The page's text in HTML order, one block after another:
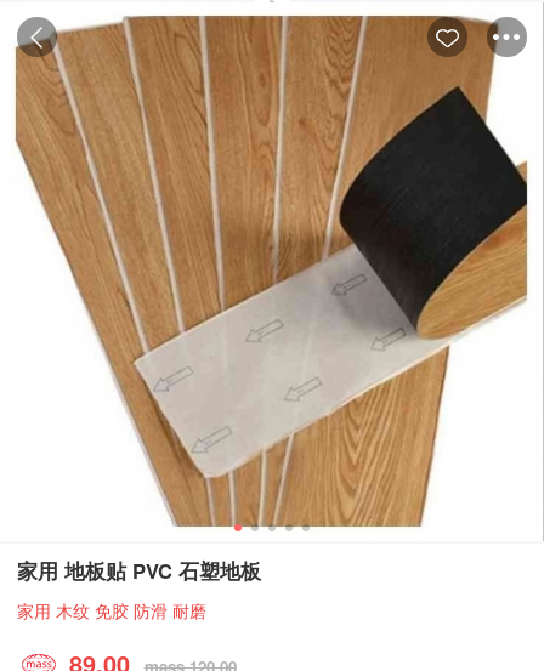
家用 地板贴 PVC 石塑地板
家用 木纹 免胶 防滑 耐磨
89.00 mass 120.00